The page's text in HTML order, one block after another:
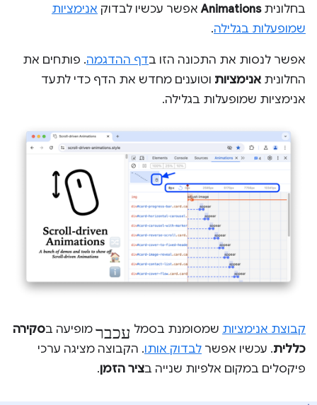
בחלוניתAnimationsאפשר עכשיו לבדוק אנימציות
שמופעלות בגלילה.
אפשר לנסות את התכונה הזו בדף ההדגמה. פותחים את
החלונית אנימציות וטוענים מחדש את הדף כדי לתעד
אנימציות שמופעלות בגלילה.
קבוצת אנימציות שמסומנת בסמל עכבר מופיעה בסקירה
כללית. עכשיו אפשר לבדוק אותו. הקבוצה מציגה ערכי
פיקסלים במקום אלפיות שנייה בציר הזמן.